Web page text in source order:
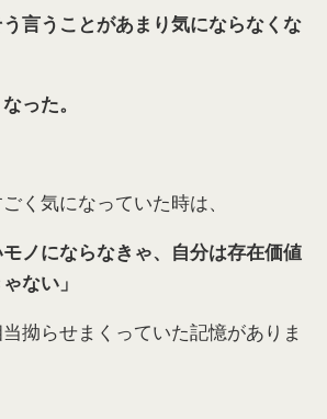
言うことがあまり気にならなくな
った。
く気になっていた時は、
モノにならなきゃ、自分は存在価値
ない」
拗らせまくっていた記憶がありま